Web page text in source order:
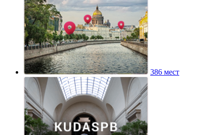
386 мест